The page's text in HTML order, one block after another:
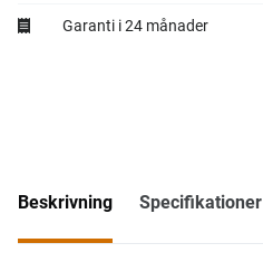
Garanti i 24 månader
Beskrivning Specifikationer